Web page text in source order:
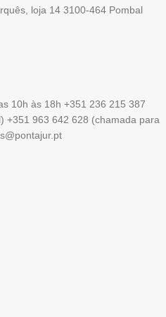
loja 14 3100-464 Pombal
10h às 18h +351 236 215 387
+351 963 642 628 (chamada para